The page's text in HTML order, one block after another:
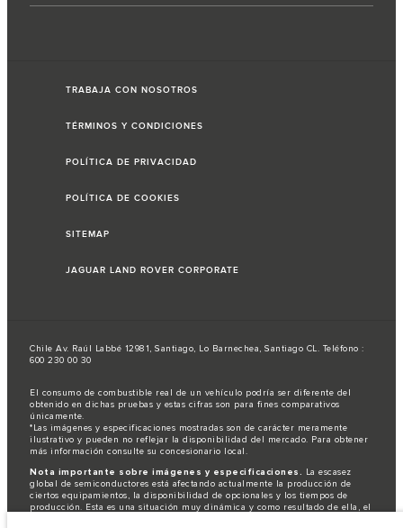
TRABAJA CON NOSOTROS
TÉRMINOS Y CONDICIONES
POLÍTICA DE PRIVACIDAD
POLÍTICA DE COOKIES
SITEMAP
JAGUAR LAND ROVER CORPORATE
Chile Av. Raúl Labbé 12981, Santiago, Lo Barnechea, Santiago CL. Teléfono :
600 230 00 30
El consumo de combustible real de un vehículo podría ser diferente del
obtenido en dichas pruebas y estas cifras son para fines comparativos
únicamente.
*Las imágenes y especificaciones mostradas son de carácter meramente
ilustrativo y pueden no reflejar la disponibilidad del mercado. Para obtener
más información consulte su concesionario local.
Nota importante sobre imágenes y especificaciones. La escasez
global de semiconductores está afectando actualmente la producción de
ciertos equipamientos, la disponibilidad de opcionales y los tiempos de
producción. Esta es una situación muy dinámica y como resultado de ella, el